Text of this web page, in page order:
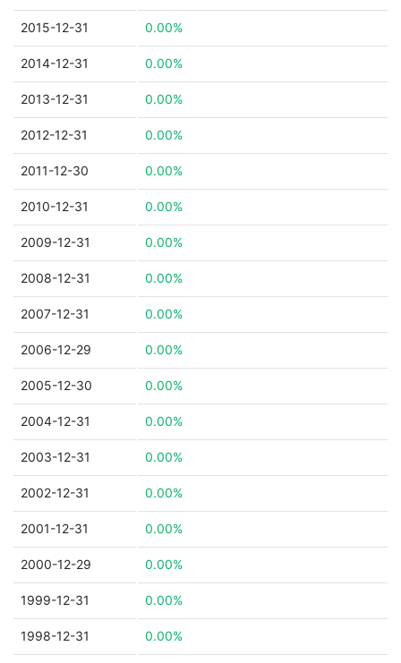
2015-12-31 0.00%
2014-12-31 0.00%
2013-12-31 0.00%
2012-12-31 0.00%
2011-12-30 0.00%
2010-12-31 0.00%
2009-12-31 0.00%
2008-12-31 0.00%
2007-12-31 0.00%
2006-12-29 0.00%
2005-12-30 0.00%
2004-12-31 0.00%
2003-12-31 0.00%
2002-12-31 0.00%
2001-12-31 0.00%
2000-12-29 0.00%
1999-12-31 0.00%
1998-12-31 0.00%